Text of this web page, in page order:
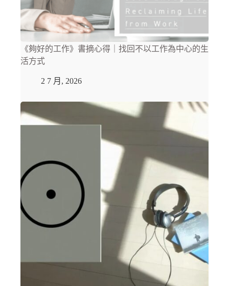
《夠好的工作》書摘心得｜找回不以工作為中心的生
活方式
2 7 月, 2026